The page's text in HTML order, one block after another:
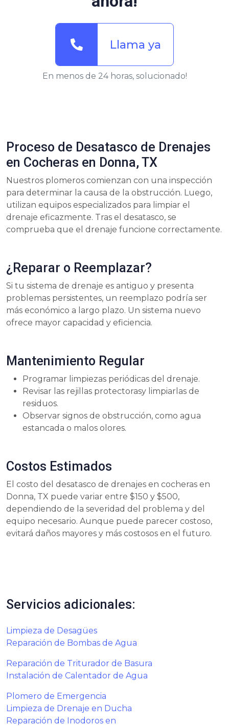
Llama ya
En menos de 24 horas, solucionado!
Proceso de Desatasco de Drenajes
en Cocheras en Donna, TX
Nuestros plomeros comienzan con una inspección
para determinar la causa de la obstrucción. Luego,
utilizan equipos especializados para limpiar el
drenaje eficazmente. Tras el desatasco, se
comprueba que el drenaje funcione correctamente.
¿Reparar o Reemplazar?
Si tu sistema de drenaje es antiguo y presenta
problemas persistentes, un reemplazo podría ser
más económico a largo plazo. Un sistema nuevo
ofrece mayor capacidad y eficiencia.
Mantenimiento Regular
Programar limpiezas periódicas del drenaje.
Revisar las rejillas protectorasy limpiarlas de
residuos.
Observar signos de obstrucción, como agua
estancada o malos olores.
Costos Estimados
El costo del desatasco de drenajes en cocheras en
Donna, TX puede variar entre $150 y $500,
dependiendo de la severidad del problema y del
equipo necesario. Aunque puede parecer costoso,
evitará daños mayores y más costosos en el futuro.
Servicios adicionales:
Limpieza de Desagües
Reparación de Bombas de Agua
Reparación de Triturador de Basura
Instalación de Calentador de Agua
Plomero de Emergencia
Limpieza de Drenaje en Ducha
Reparación de Inodoros en